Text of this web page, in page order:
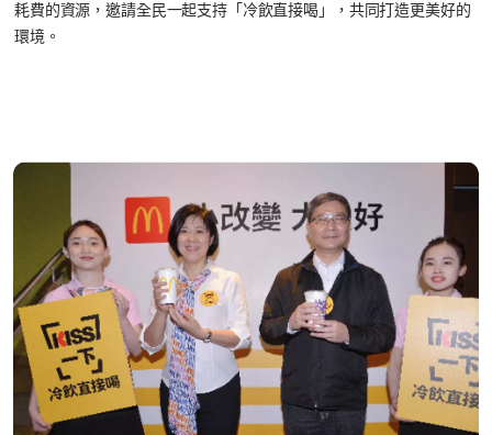
耗費的資源，邀請全民一起支持「冷飲直接喝」，共同打造更美好的
環境。